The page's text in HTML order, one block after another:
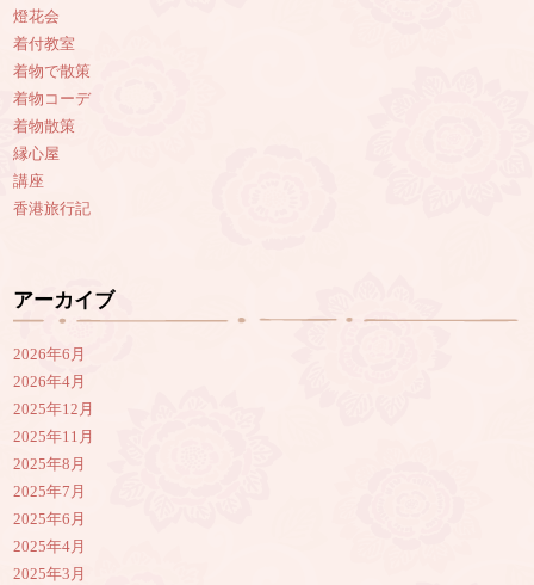
燈花会
着付教室
着物で散策
着物コーデ
着物散策
縁心屋
講座
香港旅行記
アーカイブ
2026年6月
2026年4月
2025年12月
2025年11月
2025年8月
2025年7月
2025年6月
2025年4月
2025年3月